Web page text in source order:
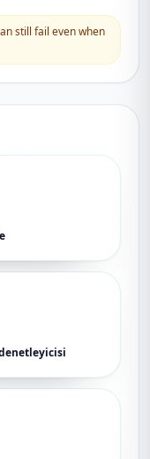
still fail even when